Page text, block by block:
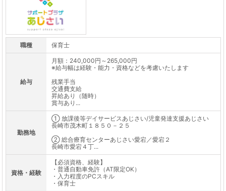
職種 保育士
給与
月額：240,000円～265,000円
※給与幅は経験・能力・資格などを考慮いたします
残業手当
交通費支給
昇給あり（随時）
賞与あり...
勤務地
① 放課後等デイサービスあじさい/児童発達支援あじさい
長崎市茂木町１８５０－２５
② 総合療育センターあじさい愛宕／愛宕２
長崎市愛宕４丁...
資格・経験
【必須資格、経験】
・普通自動車免許（AT限定OK）
・入力程度のPCスキル
・保育士